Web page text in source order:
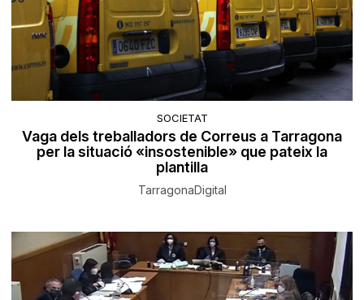
SOCIETAT
Vaga dels treballadors de Correus a Tarragona
per la situació «insostenible» que pateix la
plantilla
TarragonaDigital